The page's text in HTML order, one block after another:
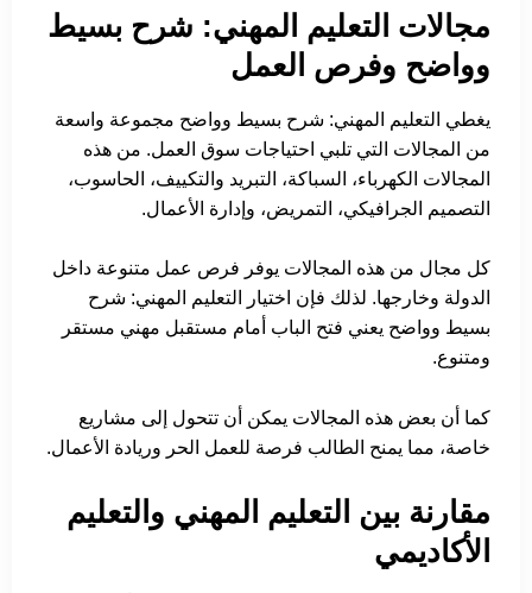
مجالات التعليم المهني: شرح بسيط
وواضح وفرص العمل
يغطي التعليم المهني: شرح بسيط وواضح مجموعة واسعة
من المجالات التي تلبي احتياجات سوق العمل. من هذه
المجالات الكهرباء، السباكة، التبريد والتكييف، الحاسوب،
التصميم الجرافيكي، التمريض، وإدارة الأعمال.
كل مجال من هذه المجالات يوفر فرص عمل متنوعة داخل
الدولة وخارجها. لذلك فإن اختيار التعليم المهني: شرح
بسيط وواضح يعني فتح الباب أمام مستقبل مهني مستقر
ومتنوع.
كما أن بعض هذه المجالات يمكن أن تتحول إلى مشاريع
خاصة، مما يمنح الطالب فرصة للعمل الحر وريادة الأعمال.
مقارنة بين التعليم المهني والتعليم
الأكاديمي